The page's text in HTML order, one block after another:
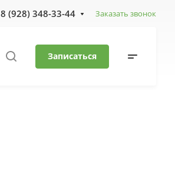
8 (928) 348-33-44 Заказать звонок
Записаться